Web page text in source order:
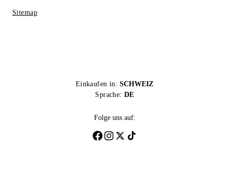
Sitemap
Einkaufen in: SCHWEIZ
Sprache: DE
Folge uns auf: